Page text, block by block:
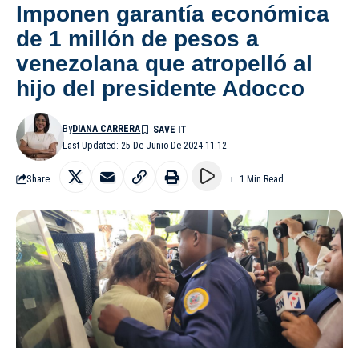
Imponen garantía económica
de 1 millón de pesos a
venezolana que atropelló al
hijo del presidente Adocco
Last Updated: 25 De Junio De 2024 11:12
ByDIANA CARRERA
Share 1 Min Read